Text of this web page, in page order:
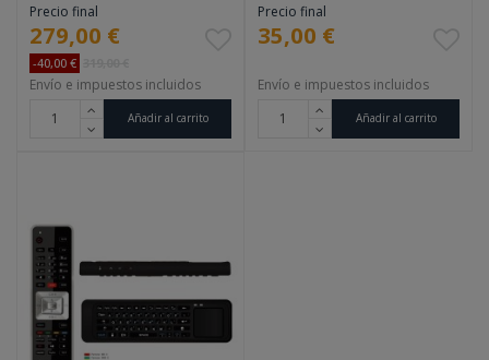
Precio final
279,00 €
-40,00 €
Envío e impuestos incluidos
Añadir al carrito
Precio final
35,00 €
Envío e impuestos incluidos
Añadir al carrito